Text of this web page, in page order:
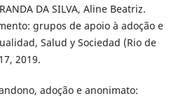
DA SILVA, Aline Beatriz.
grupos de apoio à adoção e
Salud y Sociedad (Rio de
2019.
adoção e anonimato: